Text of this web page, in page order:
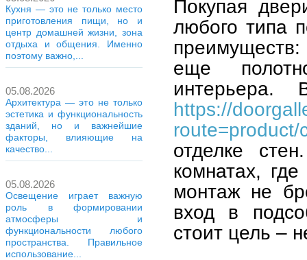
Кухня — это не только место
приготовления пищи, но и
центр домашней жизни, зона
отдыха и общения. Именно
поэтому важно,...
05.08.2026
Архитектура — это не только
эстетика и функциональность
зданий, но и важнейшие
факторы, влияющие на
качество...
05.08.2026
Освещение играет важную
роль в формировании
атмосферы и
функциональности любого
пространства. Правильное
использование...
Покупая
любого типа
еще
интерьера.
https://
route=product/
отделке
комнатах,
монтаж не
вход в
стоит цель –